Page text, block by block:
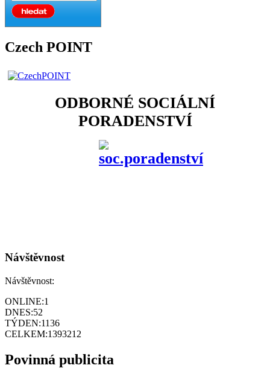
Czech POINT
ODBORNÉ SOCIÁLNÍ
PORADENSTVÍ
Návštěvnost
Návštěvnost:
ONLINE:1
DNES:52
TÝDEN:1136
CELKEM:1393212
Povinná publicita